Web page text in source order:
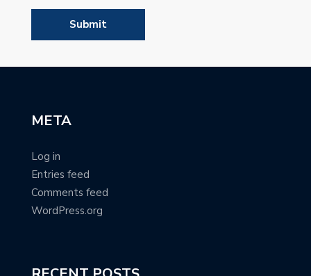
META
Log in
Entries feed
Comments feed
WordPress.org